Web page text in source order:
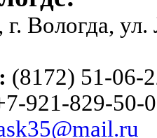
г. Вологда,
(8172) 51-06-
921-829-50-